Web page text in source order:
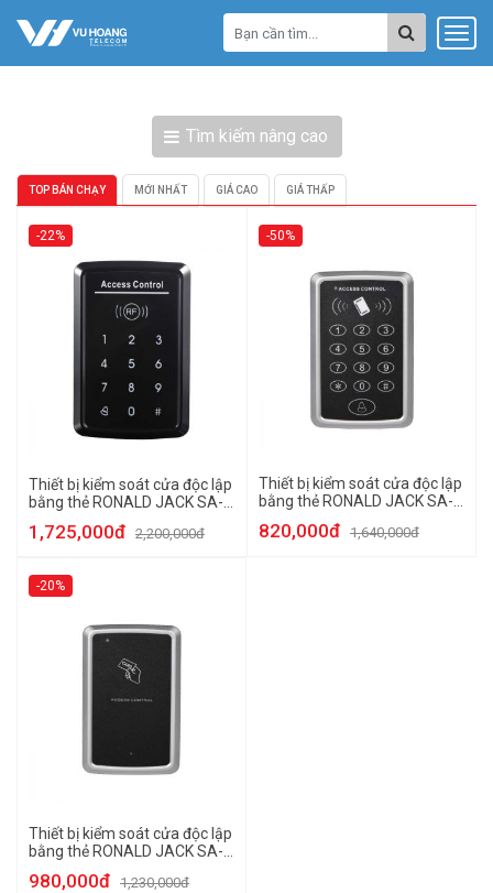
Tìm kiếm nâng cao
TOP BÁN CHẠY MỚI NHẤT GIÁ CAO GIÁ THẤP
-22%
Thiết bị kiểm soát cửa độc lập
bằng thẻ RONALD JACK SA-
1,725,000đ 2,200,000đ
-50%
Thiết bị kiểm soát cửa độc lập
bằng thẻ RONALD JACK SA-
820,000đ 1,640,000đ
-20%
Thiết bị kiểm soát cửa độc lập
bằng thẻ RONALD JACK SA-
980,000đ 1,230,000đ